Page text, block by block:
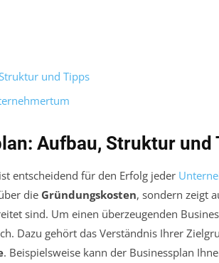
und Tipps
Aufbau, Struktur und
ist entscheidend für den Erfolg jeder
die Gründungskosten, sondern zeigt
sind. Um einen überzeugenden
Dazu gehört das Verständnis Ihrer
. Beispielsweise kann der Businessplan